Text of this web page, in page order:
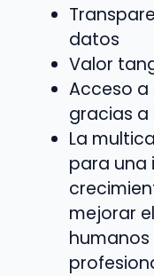
datos
Valor
Acceso
gracias a
La
para una
mejorar
humanos